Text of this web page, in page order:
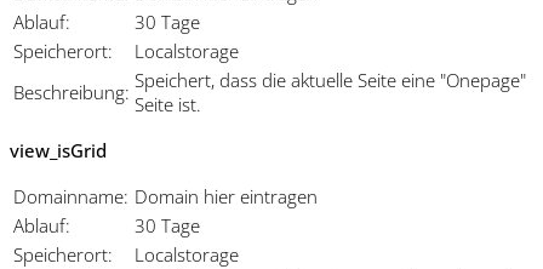
Ablauf:
30 Tage
Speicherort:
Localstorage
Beschreibung: Speichert, dass die aktuelle Seite eine "Onepage"
Seite ist.
view_isGrid
Domainname: Domain hier eintragen
Ablauf:
30 Tage
Speicherort:
Localstorage